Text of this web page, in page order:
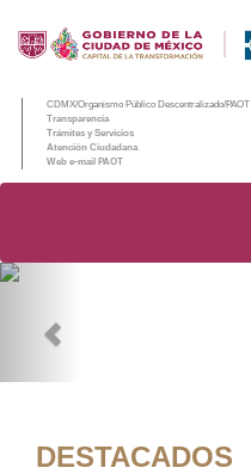
CDMX/Organismo Público Descentralizado/PAOT
Transparencia
Trámites y Servicios
Atención Ciudadana
Web e-mail PAOT
DESTACADOS